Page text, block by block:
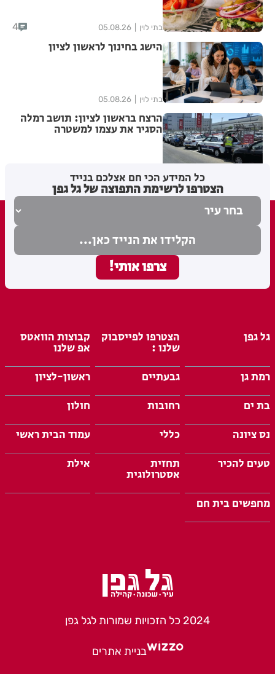
בתי לוין 05.08.26
4
הישג בחינוך לראשון לציון
בתי לוין 05.08.26
הרצח בראשון לציון: תושב רמלה
הסגיר את עצמו למשטרה
כל המידע הכי חם אצלכם בנייד
הצטרפו לרשימת התפוצה של גל גפן
גל גפן הצטרפו לפייסבוק
שלנו :
קבוצות הוואטס
אפ שלנו
רמת גן
גבעתיים
ראשון-לציון
בת ים
רחובות
חולון
נס ציונה
כללי
עמוד הבית ראשי
טעים להכיר
תחזית
אסטרולוגית
אילת
מחפשים בית חם
2024 כל הזכויות שמורות לגל גפן
בניית אתרים